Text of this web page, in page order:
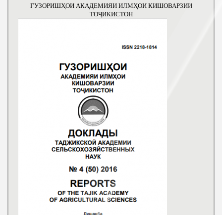
ГУЗОРИШҲОИ АКАДЕМИЯИ ИЛМҲОИ КИШОВАРЗИИ
ТОҶИКИСТОН